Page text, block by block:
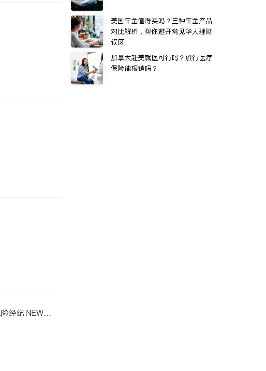
经纪 NEW Y
美国年金值得买吗？三种年金产品
对比解析，帮你避开常见华人理财
误区
加拿大赴美就医可行吗？旅行医疗
保险能报销吗？